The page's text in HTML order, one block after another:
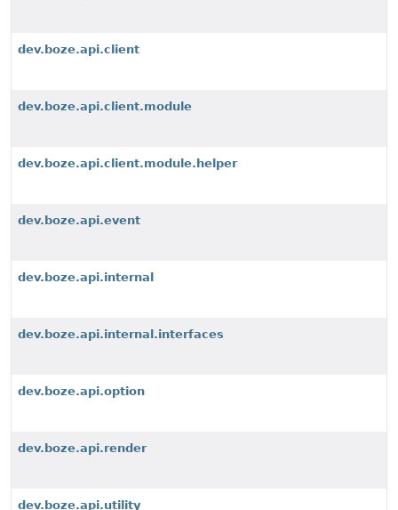
dev.boze.api.client
dev.boze.api.client.module
dev.boze.api.client.module.helper
dev.boze.api.event
dev.boze.api.internal
dev.boze.api.internal.interfaces
dev.boze.api.option
dev.boze.api.render
dev.boze.api.utility